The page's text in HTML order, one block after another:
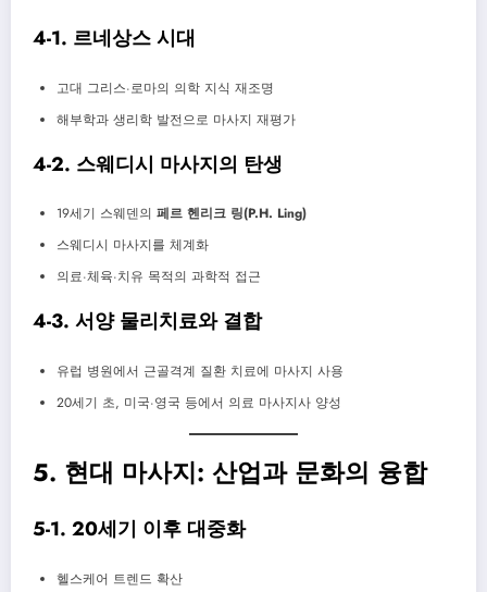
4-1. 르네상스 시대
고대 그리스·로마의 의학 지식 재조명
해부학과 생리학 발전으로 마사지 재평가
4-2. 스웨디시 마사지의 탄생
19세기 스웨덴의 페르 헨리크 링(P.H. Ling)
스웨디시 마사지를 체계화
의료·체육·치유 목적의 과학적 접근
4-3. 서양 물리치료와 결합
유럽 병원에서 근골격계 질환 치료에 마사지 사용
20세기 초, 미국·영국 등에서 의료 마사지사 양성
5. 현대 마사지: 산업과 문화의 융합
5-1. 20세기 이후 대중화
헬스케어 트렌드 확산